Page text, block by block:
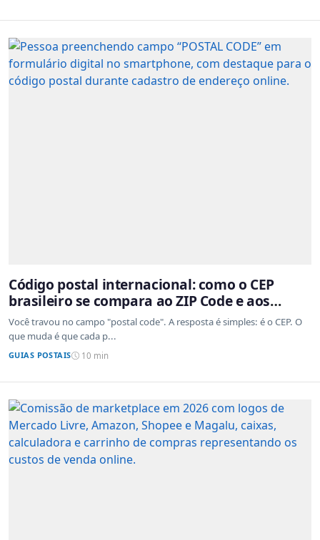
Código postal internacional: como o CEP
brasileiro se compara ao ZIP Code e aos
sistemas de outros países
Você travou no campo "postal code". A resposta é simples: é o CEP. O
que muda é que cada p...
GUIAS POSTAIS 10 min